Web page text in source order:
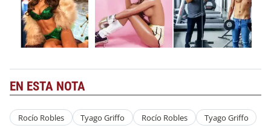
EN ESTA NOTA
Rocío Robles Tyago Griffo Rocío Robles Tyago Griffo